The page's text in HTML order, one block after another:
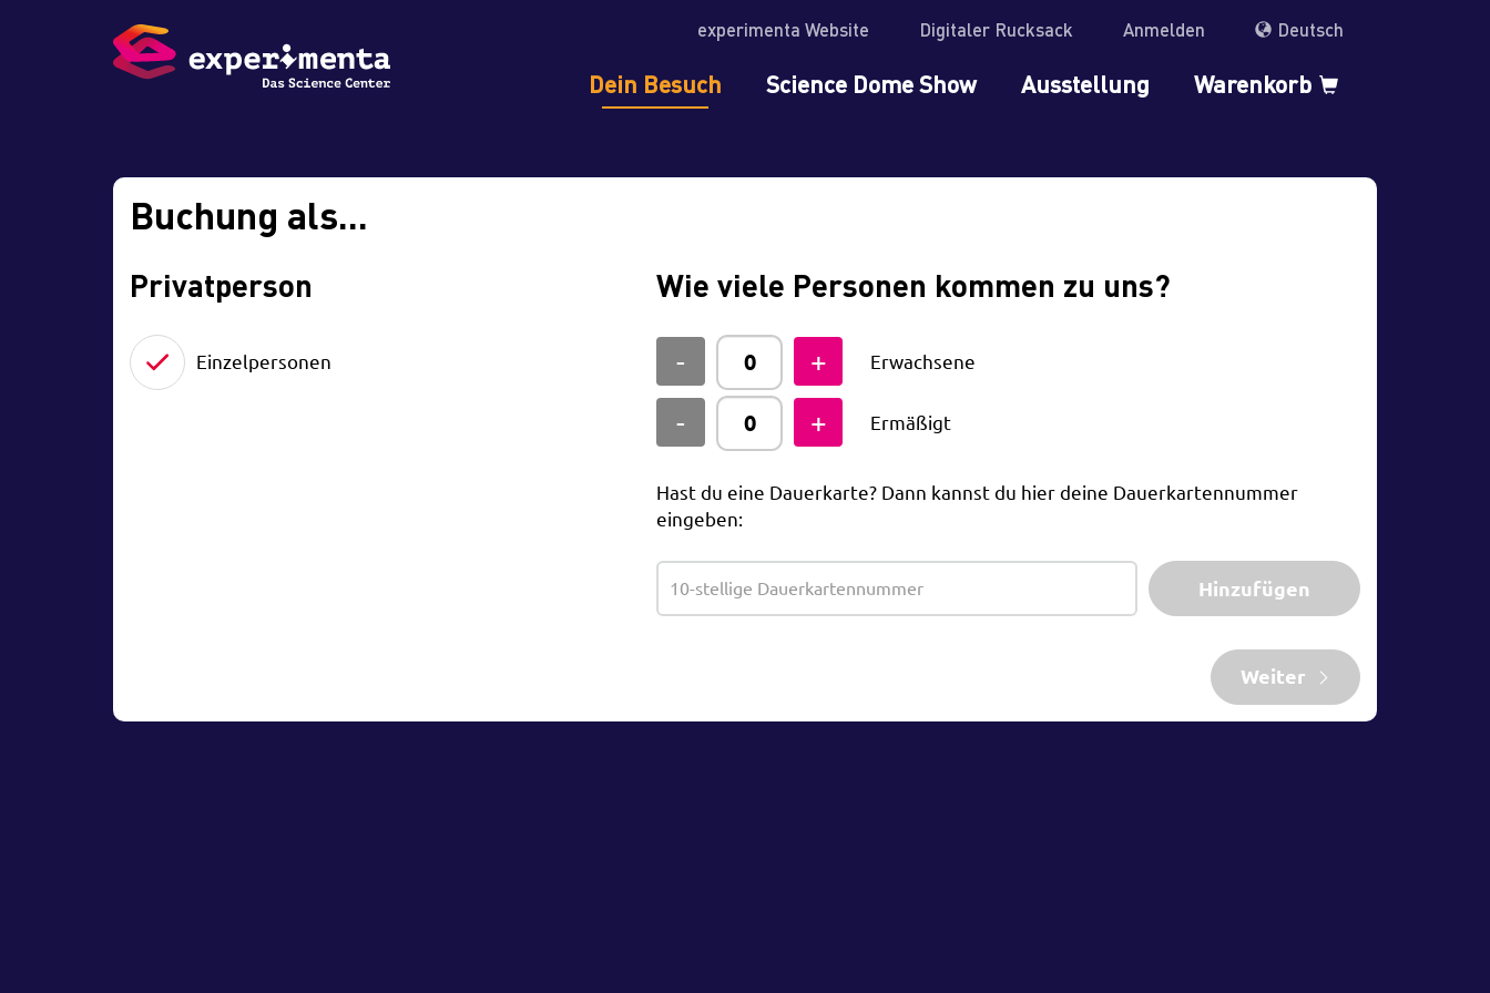
experimenta Website Digitaler Rucksack Anmelden Deutsch
Dein Besuch Science Dome Show Ausstellung Warenkorb
Buchung als...
Privatperson
Einzelpersonen
Wie viele Personen kommen zu uns?
Erwachsene
Ermäßigt
Hast du eine Dauerkarte? Dann kannst du hier deine Dauerkartennummer
eingeben:
Hinzufügen
Weiter